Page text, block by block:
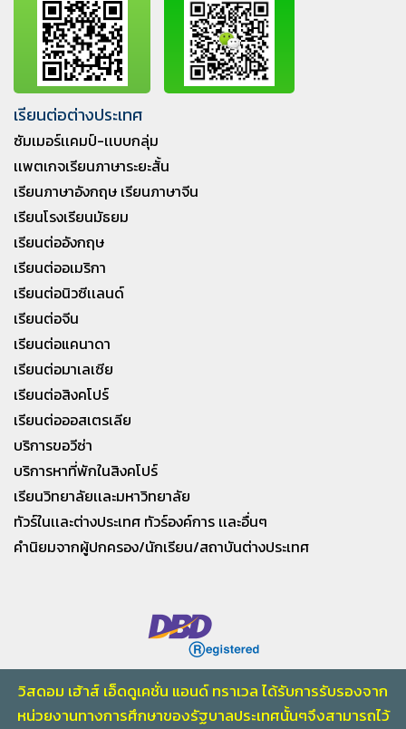
เรียนต่อต่างประเทศ
ซัมเมอร์เเคมป์-เเบบกลุ่ม
เเพตเกจเรียนภาษาระยะสั้น
เรียนภาษาอังกฤษ เรียนภาษาจีน
เรียนโรงเรียนมัธยม
เรียนต่ออังกฤษ
เรียนต่ออเมริกา
เรียนต่อนิวซีเเลนด์
เรียนต่อจีน
เรียนต่อแคนาดา
เรียนต่อมาเลเซีย
เรียนต่อสิงคโปร์
เรียนต่อออสเตรเลีย
บริการขอวีซ่า
บริการหาที่พักในสิงคโปร์
เรียนวิทยาลัยเเละมหาวิทยาลัย
ทัวร์ในเเละต่างประเทศ ทัวร์องค์การ เเละอื่นๆ
คำนิยมจากผู้ปกครอง/นักเรียน/สถาบันต่างประเทศ
วิสดอม เฮ้าส์ เอ็ดดูเคชั่น แอนด์ ทราเวล ได้รับการรับรองจาก
หน่วยงานทางการศึกษาของรัฐบาลประเทศนั้นๆจึงสามารถไว้